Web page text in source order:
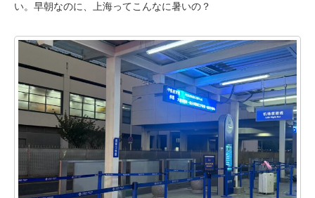
い。早朝なのに、上海ってこんなに暑いの？